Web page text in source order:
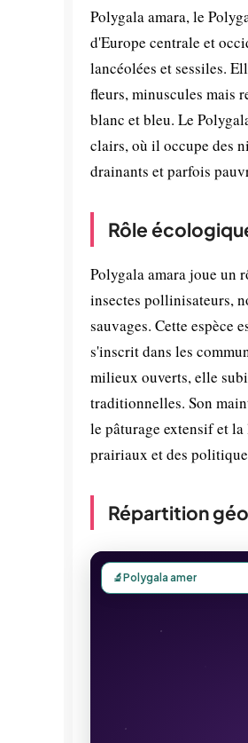
Polygala amara, le
d'Europe centrale et
lancéolées et sessiles.
fleurs, minuscules mais
blanc et bleu. Le
clairs, où il occupe des
drainants et parfois
Rôle
Polygala amara joue un
insectes pollinisateurs,
sauvages. Cette espèce
s'inscrit dans les
milieux ouverts, elle
traditionnelles. Son
le pâturage extensif et
prairiaux et des
Répartition